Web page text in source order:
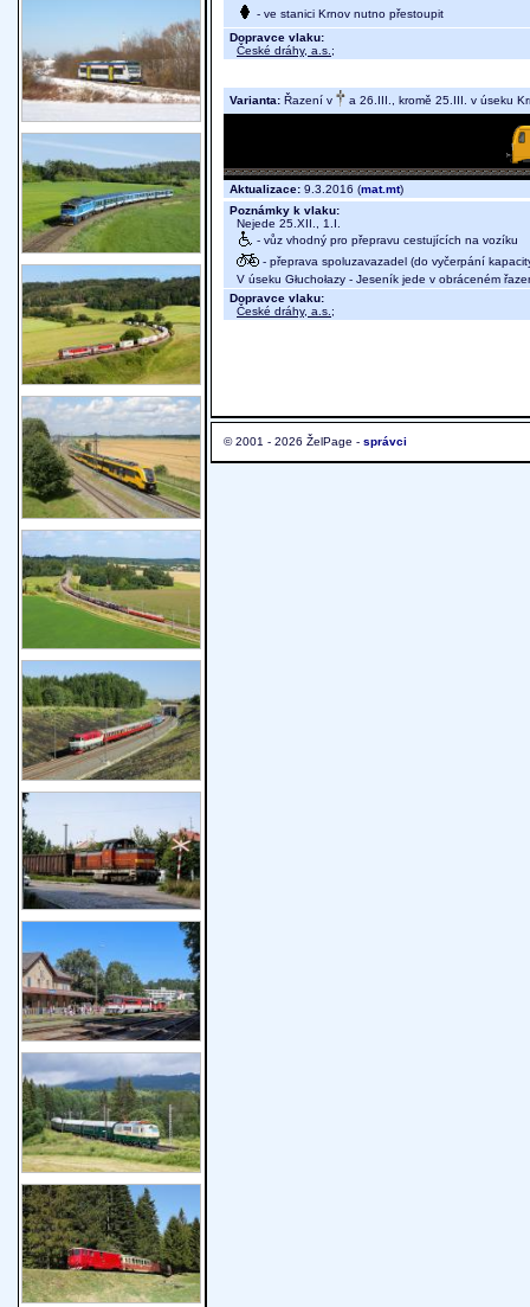
- ve stanici Krnov nutno přestoupit
Dopravce vlaku:
České dráhy, a.s. ;
Varianta: Řazení v a 26.III., kromě 25.III. v úseku
Aktualizace: 9.3.2016 (mat.mt)
Poznámky k vlaku:
Nejede 25.XII., 1.I.
- vůz vhodný pro přepravu cestujících na vozíku
- přeprava spoluzavazadel (do vyčerpání
V úseku Głuchołazy - Jeseník jede v obráceném
Dopravce vlaku:
České dráhy, a.s. ;
© 2001 - 2026 ŽelPage - správci